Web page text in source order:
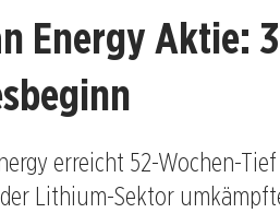
Energy Aktie:
erreicht 52-Wochen-
Lithium-Sektor